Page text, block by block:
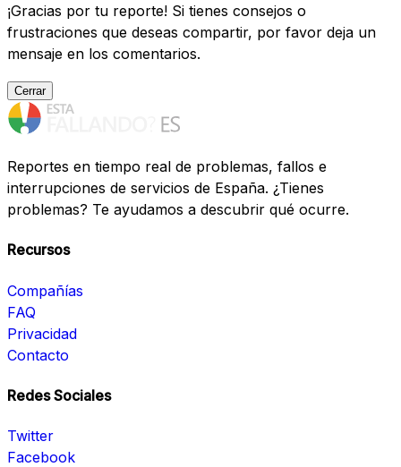
¡Gracias por tu reporte! Si tienes consejos o
frustraciones que deseas compartir, por favor deja un
mensaje en los comentarios.
Cerrar
Reportes en tiempo real de problemas, fallos e
interrupciones de servicios de España. ¿Tienes
problemas? Te ayudamos a descubrir qué ocurre.
Recursos
Compañías
FAQ
Privacidad
Contacto
Redes Sociales
Twitter
Facebook